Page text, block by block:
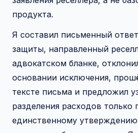
продукта.
Я составил письменный
защиты, направленный
адвокатском бланке,
основании исключения,
тексте письма и предложил
разделения расходов только
единственному